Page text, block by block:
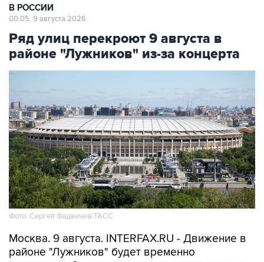
В РОССИИ
00:05, 9 августа 2026
Ряд улиц перекроют 9 августа в
районе "Лужников" из-за концерта
Фото: Сергей Фадеичев/ТАСС
Москва. 9 августа. INTERFAX.RU - Движение в
районе "Лужников" будет временно